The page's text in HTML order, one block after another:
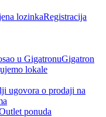
lozinkaRegistracija
u GigatronuGigatron
lokale
ugovora o prodaji na
ponuda